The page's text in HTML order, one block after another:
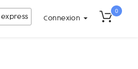
express Connexion
0